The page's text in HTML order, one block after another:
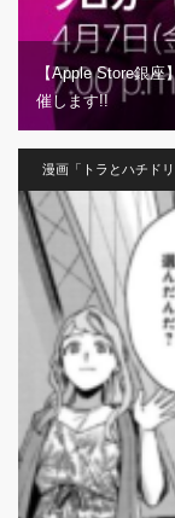
【Apple Store銀
催します!!
漫画「トラとハチドリ